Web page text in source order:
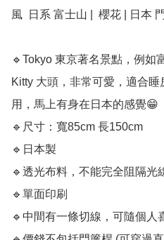
風  日系 富士山 |  櫻花 | 日本 門
🔹Tokyo 東京著名景點，例如
Kitty 大頭，非常可愛，適合
用，馬上有身在日本的感覺😁
🔹尺寸：寬85cm 長150cm
🔹日本製
🔹透光布料，不能完全阻隔光
🔹單面印刷
🔹中間有一條切線，可隨個人